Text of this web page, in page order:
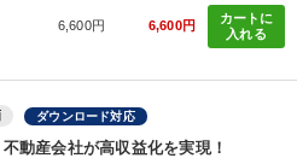
6,600円 6,600円
カートに
入れる
ダウンロード対応
動産会社が高収益化を実現！